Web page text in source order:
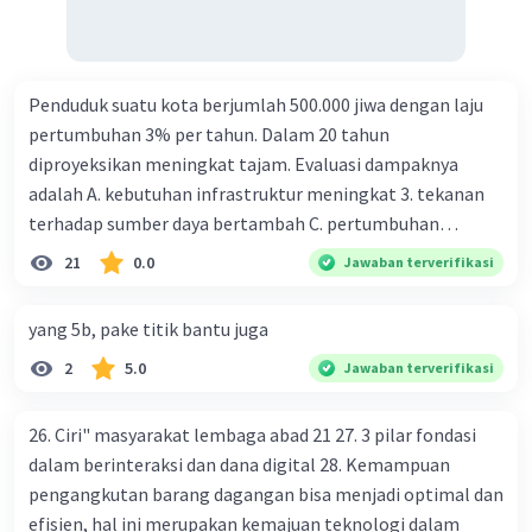
kontraktif dilakukan dengan cara .... a. Menurunkan
pengeluaran pemerintah (G), menambah pembayaran
transfer (Tr) dan meningkatkan pemungutan pajak (Tx) b.
Menurunkan G, mengurangi Tr, dan meningkatkan Tx c.
Menurunkan G, menambah Tr, dan menurunkan Tx d.
Meningkatkan G, mengurangi Tr, dan menurunkan Tx e.
Meningkatkan G, menambah Tr, dan menurunkan Tx Cara
Sentral dalam melakukan kebijakan moneter adalah .... a.
Mengatur jumlah pemberian kredit b. Menetapkan harga
surat-surat berharga di pasar uang c. Menetapkan giro
tingkat bunga tabungan e. Mengatur tingkat bunga
pinjaman bank sentral kepada bank umum Perhatikan
beberapa pernyataan berikut. 1). Menaikkan tarif pajak. 2).
Penduduk suatu kota berjumlah 500.000 jiwa dengan laju
pertumbuhan 3% per tahun. Dalam 20 tahun
diproyeksikan meningkat tajam. Evaluasi dampaknya
adalah A. kebutuhan infrastruktur meningkat 3. tekanan
terhadap sumber daya bertambah C. pertumbuhan
eksponensial berdampak jangka panjang D. tidak
memengaruhi tata ruang E. proyeksi penduduk penting
21 0.0 Jawaban terverifikasi
yang 5b, pake titik bantu juga
2 5.0 Jawaban terverifikasi
26. Ciri" masyarakat lembaga abad 21 27. 3 pilar fondasi
dalam berinteraksi dan dana digital 28. Kemampuan
pengangkutan barang dagangan bisa menjadi optimal dan
efisien, hal ini merupakan kemajuan teknologi dalam